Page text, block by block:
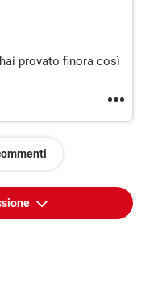
provato finora così